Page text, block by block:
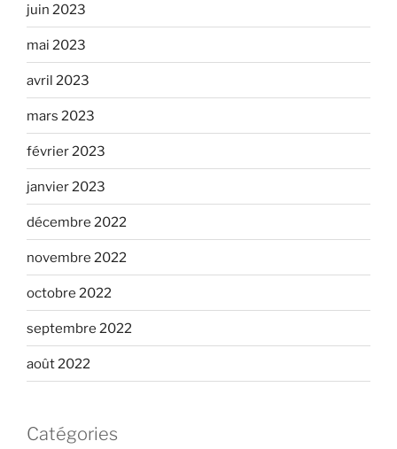
juin 2023
mai 2023
avril 2023
mars 2023
février 2023
janvier 2023
décembre 2022
novembre 2022
octobre 2022
septembre 2022
août 2022
Catégories